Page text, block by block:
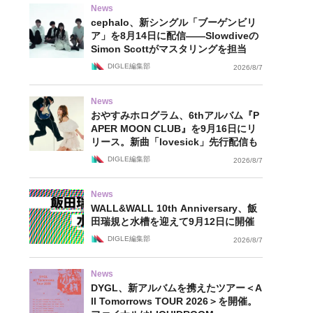
News
cephalo、新シングル「ブーゲンビリ
ア」を8月14日に配信——Slowdiveの
Simon Scottがマスタリングを担当
DIGLE編集部 2026/8/7
News
おやすみホログラム、6thアルバム『P
APER MOON CLUB』を9月16日にリ
リース。新曲「lovesick」先行配信も
DIGLE編集部 2026/8/7
News
WALL&WALL 10th Anniversary、飯
田瑞規と水槽を迎えて9月12日に開催
DIGLE編集部 2026/8/7
News
DYGL、新アルバムを携えたツアー＜A
ll Tomorrows TOUR 2026＞を開催。